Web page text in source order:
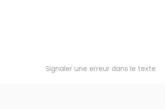
Signaler une erreur dans le texte